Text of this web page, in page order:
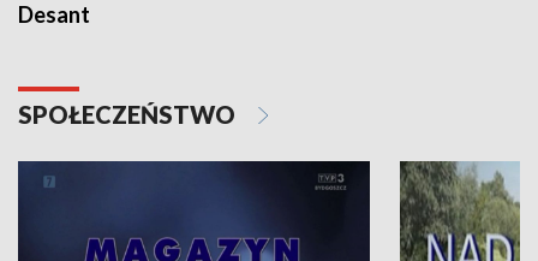
Desant
SPOŁECZEŃSTWO